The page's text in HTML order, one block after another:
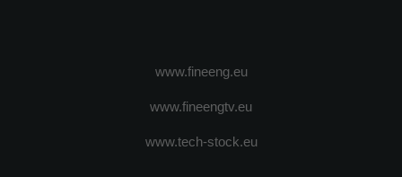
www.fineeng.eu
www.fineengtv.eu
www.tech-stock.eu